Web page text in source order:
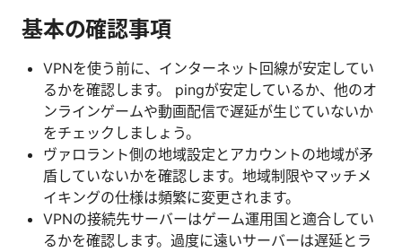
基本の確認事項
VPNを使う前に、インターネット回線が安定してい
るかを確認します。 pingが安定しているか、他のオ
ンラインゲームや動画配信で遅延が生じていないか
をチェックしましょう。
ヴァロラント側の地域設定とアカウントの地域が矛
盾していないかを確認します。地域制限やマッチメ
イキングの仕様は頻繁に変更されます。
VPNの接続先サーバーはゲーム運用国と適合してい
るかを確認します。過度に遠いサーバーは遅延とラ